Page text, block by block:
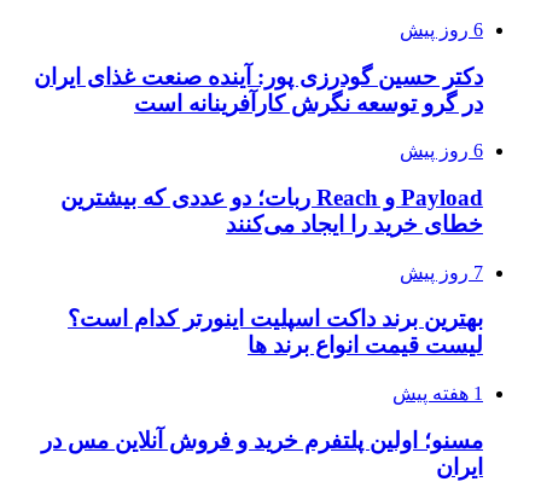
6 روز پیش
دکتر حسین گودرزی پور: آینده صنعت غذای ایران
در گرو توسعه نگرش کارآفرینانه است
6 روز پیش
Payload و Reach ربات؛ دو عددی که بیشترین
خطای خرید را ایجاد می‌کنند
7 روز پیش
بهترین برند داکت اسپلیت اینورتر کدام است؟
لیست قیمت انواع برند ها
1 هفته پیش
مسنو؛ اولین پلتفرم خرید و فروش آنلاین مس در
ایران